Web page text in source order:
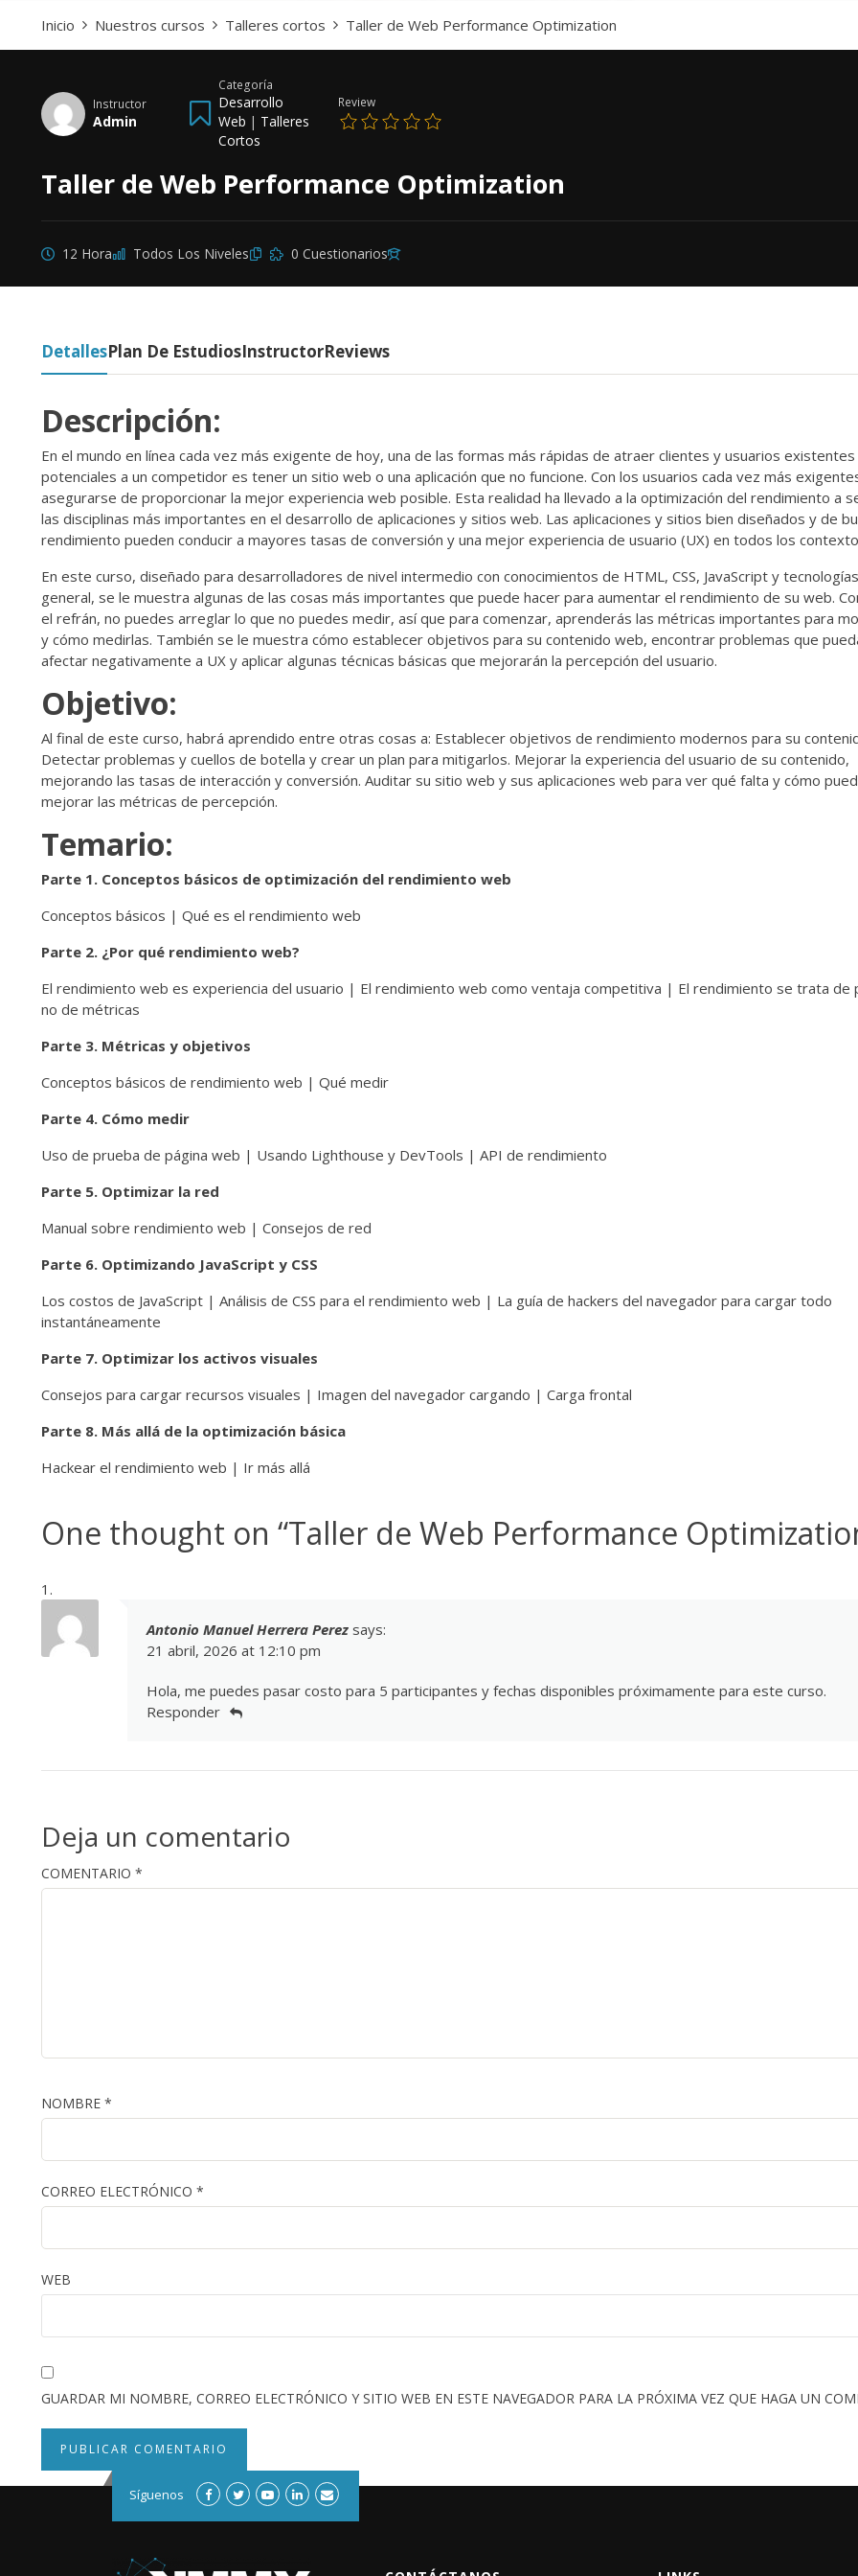
Inicio Nuestros cursos Talleres cortos Taller de Web Performance Optimization
Instructor
Admin
Categoría
Desarrollo
Web | Talleres
Cortos
Review
Taller de Web Performance Optimization
12 Hora Todos Los Niveles 0 Cuestionarios
DetallesPlan De EstudiosInstructorReviews
Descripción:
En el mundo en línea cada vez más exigente de hoy, una de las formas más rápidas de atraer clientes y usuarios
potenciales a un competidor es tener un sitio web o una aplicación que no funcione. Con los usuarios cada vez más
asegurarse de proporcionar la mejor experiencia web posible. Esta realidad ha llevado a la optimización del rendimiento a
las disciplinas más importantes en el desarrollo de aplicaciones y sitios web. Las aplicaciones y sitios bien diseñados y de
rendimiento pueden conducir a mayores tasas de conversión y una mejor experiencia de usuario (UX) en todos los
En este curso, diseñado para desarrolladores de nivel intermedio con conocimientos de HTML, CSS, JavaScript y
general, se le muestra algunas de las cosas más importantes que puede hacer para aumentar el rendimiento de su web.
el refrán, no puedes arreglar lo que no puedes medir, así que para comenzar, aprenderás las métricas importantes para
y cómo medirlas. También se le muestra cómo establecer objetivos para su contenido web, encontrar problemas que
afectar negativamente a UX y aplicar algunas técnicas básicas que mejorarán la percepción del usuario.
Objetivo:
Al final de este curso, habrá aprendido entre otras cosas a: Establecer objetivos de rendimiento modernos para su
Detectar problemas y cuellos de botella y crear un plan para mitigarlos. Mejorar la experiencia del usuario de su contenido,
mejorando las tasas de interacción y conversión. Auditar su sitio web y sus aplicaciones web para ver qué falta y cómo
mejorar las métricas de percepción.
Temario:
Parte 1. Conceptos básicos de optimización del rendimiento web
Conceptos básicos | Qué es el rendimiento web
Parte 2. ¿Por qué rendimiento web?
El rendimiento web es experiencia del usuario | El rendimiento web como ventaja competitiva | El rendimiento se trata de
no de métricas
Parte 3. Métricas y objetivos
Conceptos básicos de rendimiento web | Qué medir
Parte 4. Cómo medir
Uso de prueba de página web | Usando Lighthouse y DevTools | API de rendimiento
Parte 5. Optimizar la red
Manual sobre rendimiento web | Consejos de red
Parte 6. Optimizando JavaScript y CSS
Los costos de JavaScript | Análisis de CSS para el rendimiento web | La guía de hackers del navegador para cargar todo
instantáneamente
Parte 7. Optimizar los activos visuales
Consejos para cargar recursos visuales | Imagen del navegador cargando | Carga frontal
Parte 8. Más allá de la optimización básica
Hackear el rendimiento web | Ir más allá
One thought on “Taller de Web Performance
Antonio Manuel Herrera Perez says:
21 abril, 2026 at 12:10 pm
Hola, me puedes pasar costo para 5 participantes y fechas disponibles próximamente para este curso.
Responder
Deja un comentario
COMENTARIO *
NOMBRE *
CORREO ELECTRÓNICO *
WEB
GUARDAR MI NOMBRE, CORREO ELECTRÓNICO Y SITIO WEB EN ESTE NAVEGADOR PARA LA PRÓXIMA VEZ QUE HAGA UN
Síguenos